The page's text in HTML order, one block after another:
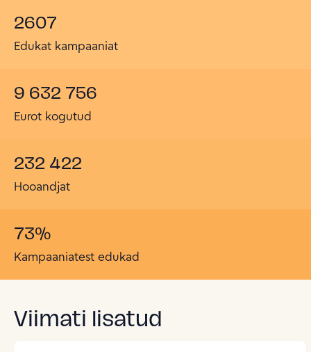
2607
Edukat kampaaniat
9 632 756
Eurot kogutud
232 422
Hooandjat
73%
Kampaaniatest edukad
Viimati lisatud